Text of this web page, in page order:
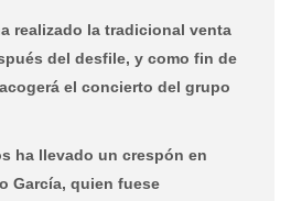
realizado la tradicional venta
del desfile, y como fin de
el concierto del grupo
ha llevado un crespón en
García, quien fuese